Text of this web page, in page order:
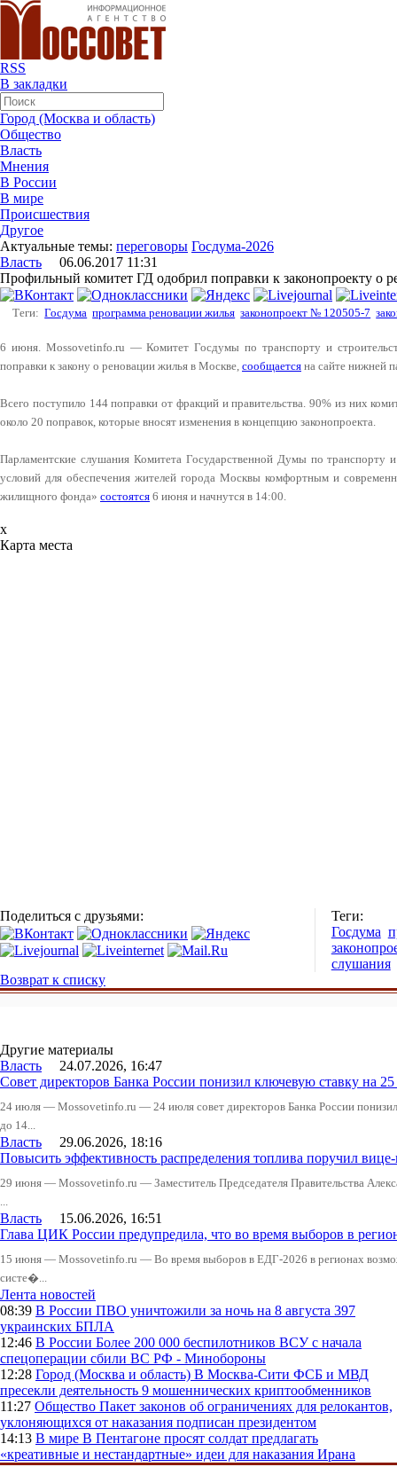
RSS
В закладки
Город (Москва и область)
Общество
Власть
Мнения
В России
В мире
Происшествия
Другое
Актуальные темы: переговоры Госдума-2026
Власть 06.06.2017 11:31
Профильный комитет ГД одобрил поправки к законопроекту о
Теги: Госдума программа реновации жилья законопроект № 120505-7
6 июня. Mossovetinfo.ru — Комитет Госдумы по транспорту и
поправки к закону о реновации жилья в Москве, сообщается на сайте нижней
Всего поступило 144 поправки от фракций и правительства. 90% из них
около 20 поправок, которые вносят изменения в концепцию законопроекта.
Парламентские слушания Комитета Государственной Думы по транспорту
условий для обеспечения жителей города Москвы комфортным и
жилищного фонда» состоятся 6 июня и начнутся в 14:00.
x
Карта места
Поделиться с друзьями:
Теги:
Госдума
слушания
Возврат к списку
Другие материалы
Власть 24.07.2026, 16:47
Совет директоров Банка России понизил ключевую ставку на
24 июля — Mossovetinfo.ru — 24 июля совет директоров Банка России
до 14...
Власть 29.06.2026, 18:16
Повысить эффективность распределения топлива поручил
29 июня — Mossovetinfo.ru — Заместитель Председателя Правительства
...
Власть 15.06.2026, 16:51
Глава ЦИК России предупредила, что во время выборов в
15 июня — Mossovetinfo.ru — Во время выборов в ЕДГ-2026 в регионах
систе�...
Лента новостей
08:39 В России ПВО уничтожили за ночь на 8 августа 397
украинских БПЛА
12:46 В России Более 200 000 беспилотников ВСУ с начала
спецоперации сбили ВС РФ - Минобороны
12:28 Город (Москва и область) В Москва-Сити ФСБ и МВД
пресекли деятельность 9 мошеннических криптообменников
11:27 Общество Пакет законов об ограничениях для релокантов,
уклоняющихся от наказания подписан президентом
14:13 В мире В Пентагоне просят солдат предлагать
«креативные и нестандартные» идеи для наказания Ирана